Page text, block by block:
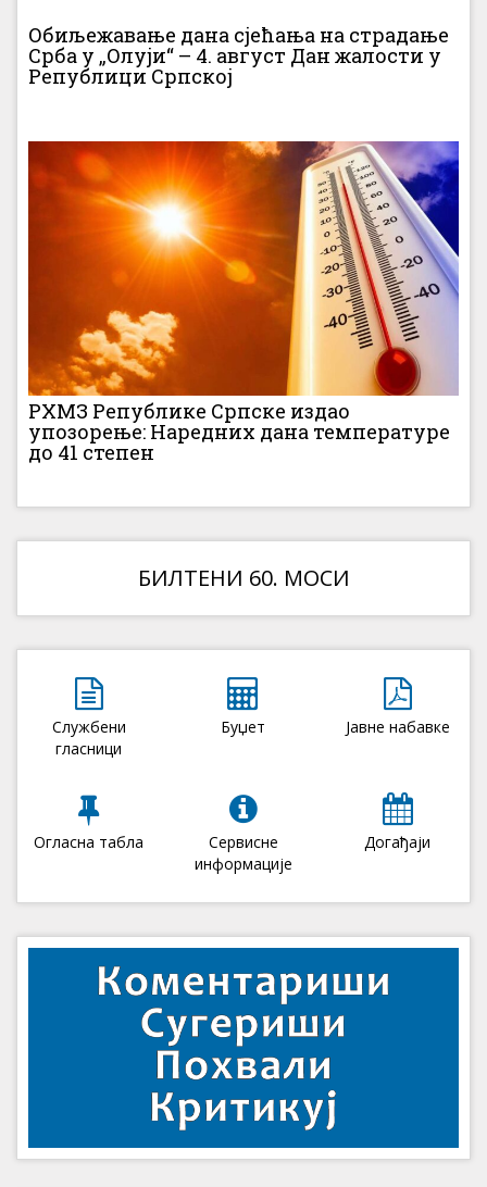
Обиљежавање дана сјећања на страдање
Срба у „Олуји“ – 4. август Дан жалости у
Републици Српској
РХМЗ Републике Српске издао
упозорење: Наредних дана температуре
до 41 степен
БИЛТЕНИ 60. МОСИ
Службени
гласници
Буџет Јавне набавке
Огласна табла
Сервисне
информације
Догађаји